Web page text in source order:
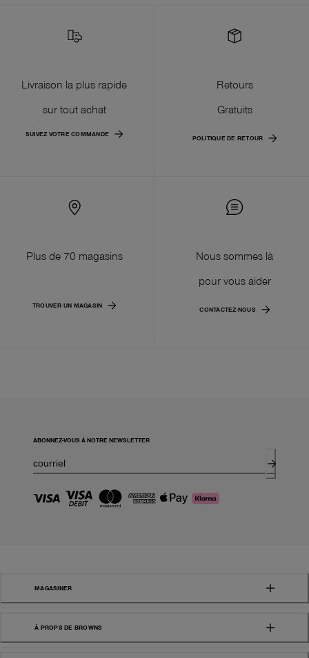
Livraison la plus rapide
sur tout achat
SUIVEZ VOTRE COMMANDE
Retours
Gratuits
POLITIQUE DE RETOUR
Plus de 70 magasins
TROUVER UN MAGASIN
Nous sommes là
pour vous aider
CONTACTEZ-NOUS
ABONNEZ-VOUS À NOTRE NEWSLETTER
MAGASINER
À PROPS DE BROWNS